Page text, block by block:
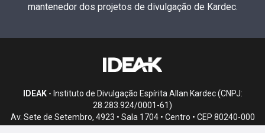
mantenedor dos projetos de divulgação de Kardec.
IDEAK- Instituto de Divulgação Espírita Allan Kardec (CNPJ:
28.283.924/0001-61)
Av. Sete de Setembro, 4923 • Sala 1704 • Centro • CEP 80240-000